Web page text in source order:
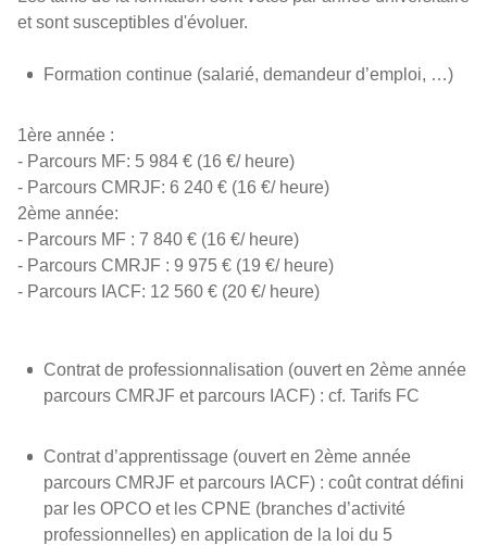
et sont susceptibles d'évoluer.
Formation continue (salarié, demandeur d’emploi, …)
1ère année :
- Parcours MF: 5 984 € (16 €/ heure)
- Parcours CMRJF: 6 240 € (16 €/ heure)
2ème année:
- Parcours MF : 7 840 € (16 €/ heure)
- Parcours CMRJF : 9 975 € (19 €/ heure)
- Parcours IACF: 12 560 € (20 €/ heure)
Contrat de professionnalisation (ouvert en 2ème année
parcours CMRJF et parcours IACF) : cf. Tarifs FC
Contrat d’apprentissage (ouvert en 2ème année
parcours CMRJF et parcours IACF) : coût contrat défini
par les OPCO et les CPNE (branches d’activité
professionnelles) en application de la loi du 5